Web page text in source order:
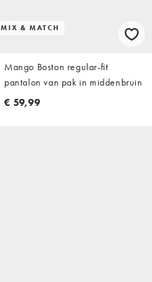
MIX & MATCH
Mango Boston regular-fit
pantalon van pak in middenbruin
€ 59,99